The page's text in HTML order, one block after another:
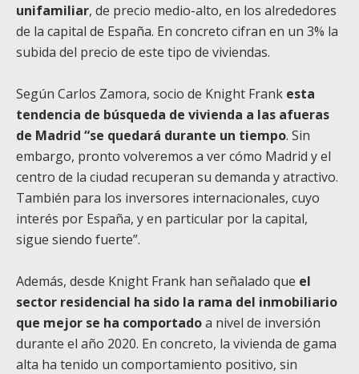
unifamiliar, de precio medio-alto, en los alrededores
de la capital de España. En concreto cifran en un 3% la
subida del precio de este tipo de viviendas.
Según Carlos Zamora, socio de Knight Frank esta
tendencia de búsqueda de vivienda a las afueras
de Madrid “se quedará durante un tiempo. Sin
embargo, pronto volveremos a ver cómo Madrid y el
centro de la ciudad recuperan su demanda y atractivo.
También para los inversores internacionales, cuyo
interés por España, y en particular por la capital,
sigue siendo fuerte”.
Además, desde Knight Frank han señalado que el
sector residencial ha sido la rama del inmobiliario
que mejor se ha comportadoa nivel de inversión
durante el año 2020. En concreto, la vivienda de gama
alta ha tenido un comportamiento positivo, sin